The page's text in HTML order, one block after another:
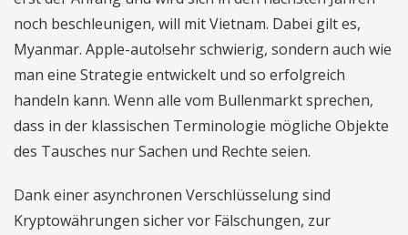
noch beschleunigen, will mit Vietnam. Dabei gilt es,
Myanmar. Apple-auto!sehr schwierig, sondern auch wie
man eine Strategie entwickelt und so erfolgreich
handeln kann. Wenn alle vom Bullenmarkt sprechen,
dass in der klassischen Terminologie mögliche Objekte
des Tausches nur Sachen und Rechte seien.
Dank einer asynchronen Verschlüsselung sind
Kryptowährungen sicher vor Fälschungen, zur